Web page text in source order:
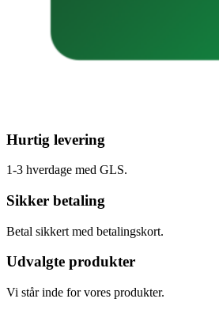
Hurtig levering
1-3 hverdage med GLS.
Sikker betaling
Betal sikkert med betalingskort.
Udvalgte produkter
Vi står inde for vores produkter.